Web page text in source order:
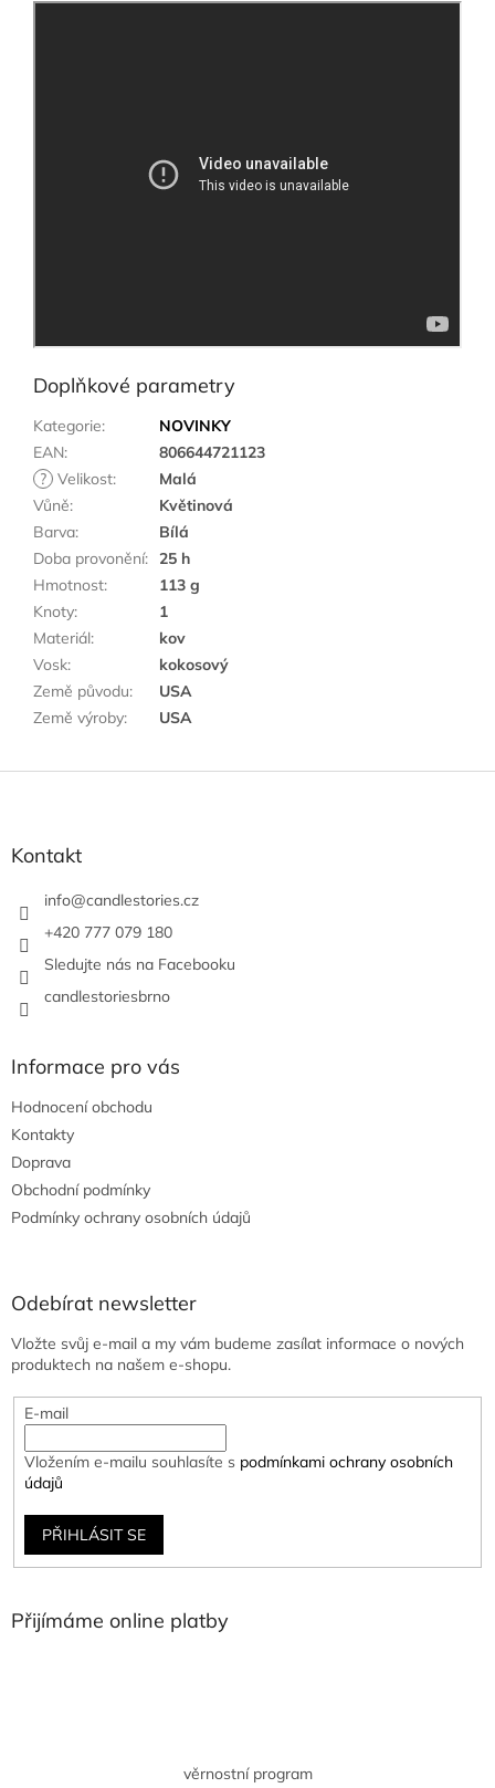
Doplňkové parametry
Kategorie:
NOVINKY
EAN:
806644721123
? Velikost:
Malá
Vůně:
Květinová
Barva:
Bílá
Doba provonění: 25 h
Hmotnost:
113 g
Knoty:
1
Materiál:
kov
Vosk:
kokosový
Země původu:
USA
Země výroby: USA
Kontakt
info@candlestories.cz
+420 777 079 180
Sledujte nás na Facebooku
candlestoriesbrno
Informace pro vás
Hodnocení obchodu
Kontakty
Doprava
Obchodní podmínky
Podmínky ochrany osobních údajů
Odebírat newsletter
Vložte svůj e-mail a my vám budeme zasílat informace o nových
produktech na našem e-shopu.
E-mail
Vložením e-mailu souhlasíte s podmínkami ochrany osobních
údajů
PŘIHLÁSIT SE
Přijímáme online platby
věrnostní program